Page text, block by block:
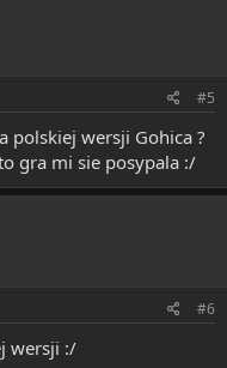
#5
polskiej wersji Gohica ?
gra mi sie posypala :/
#6
wersji :/